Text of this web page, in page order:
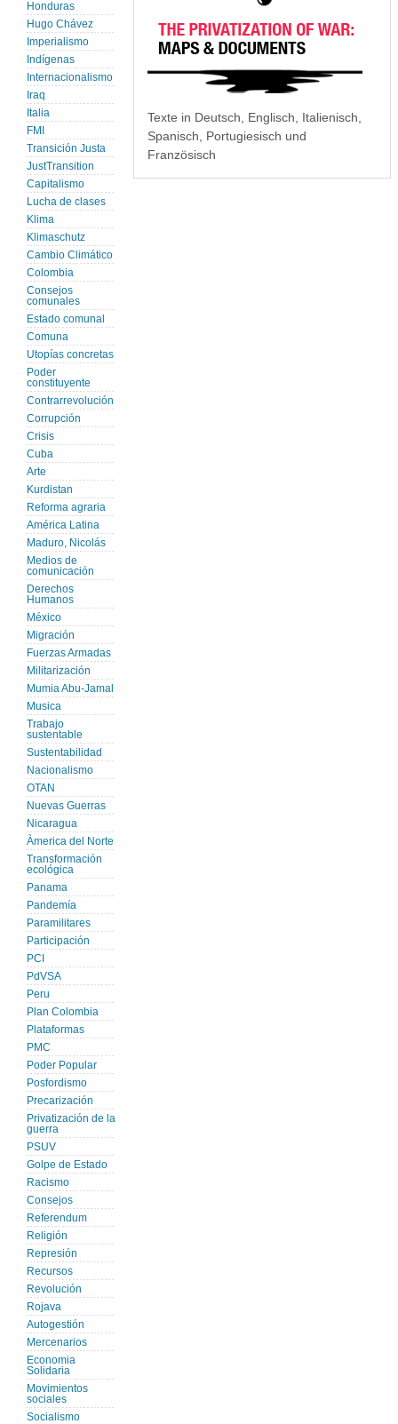
Honduras
Hugo Chávez
Imperialismo
Indígenas
Internacionalismo
Iraq
Italia
FMI
Transición Justa
JustTransition
Capitalismo
Lucha de clases
Klima
Klimaschutz
Cambio Climático
Colombia
Consejos
comunales
Estado comunal
Comuna
Utopías concretas
Poder
constituyente
Contrarrevolución
Corrupción
Crisis
Cuba
Arte
Kurdistan
Reforma agraria
América Latina
Maduro, Nicolás
Medios de
comunicación
Derechos
Humanos
México
Migración
Fuerzas Armadas
Militarización
Mumia Abu-Jamal
Musica
Trabajo
sustentable
Sustentabilidad
Nacionalismo
OTAN
Nuevas Guerras
Nicaragua
Àmerica del Norte
Transformación
ecológica
Panama
Pandemía
Paramilitares
Participación
PCI
PdVSA
Peru
Plan Colombia
Plataformas
PMC
Poder Popular
Posfordismo
Precarización
Privatización de la
guerra
PSUV
Golpe de Estado
Racismo
Consejos
Referendum
Religión
Represión
Recursos
Revolución
Rojava
Autogestión
Mercenarios
Economia
Solidaria
Movimientos
sociales
Socialismo
Texte in Deutsch, Englisch, Italienisch,
Spanisch, Portugiesisch und
Französisch